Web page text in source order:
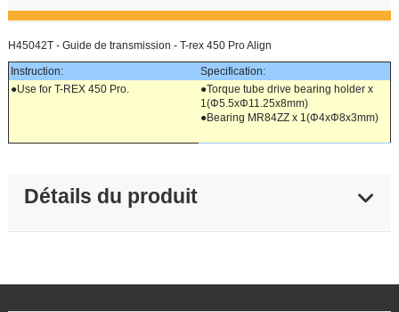
H45042T - Guide de transmission - T-rex 450 Pro Align
Instruction:
Specification:
●Use for T-REX 450 Pro.
●Torque tube drive bearing holder x
1(Φ5.5xΦ11.25x8mm)
●Bearing MR84ZZ x 1(Φ4xΦ8x3mm)
Détails du produit